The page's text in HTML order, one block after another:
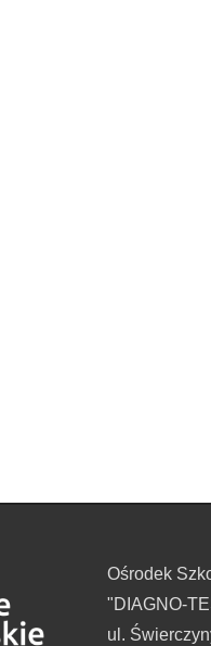
Ośrodek
"DIAGNO-
ul.